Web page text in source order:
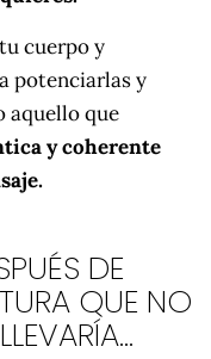
cuerpo y
potenciarlas y
aquello que
y coherente
DE
QUE NO